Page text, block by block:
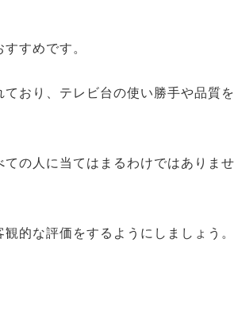
すめです。
おり、テレビ台の使い勝手や品質を
の人に当てはまるわけではありませ
的な評価をするようにしましょう。